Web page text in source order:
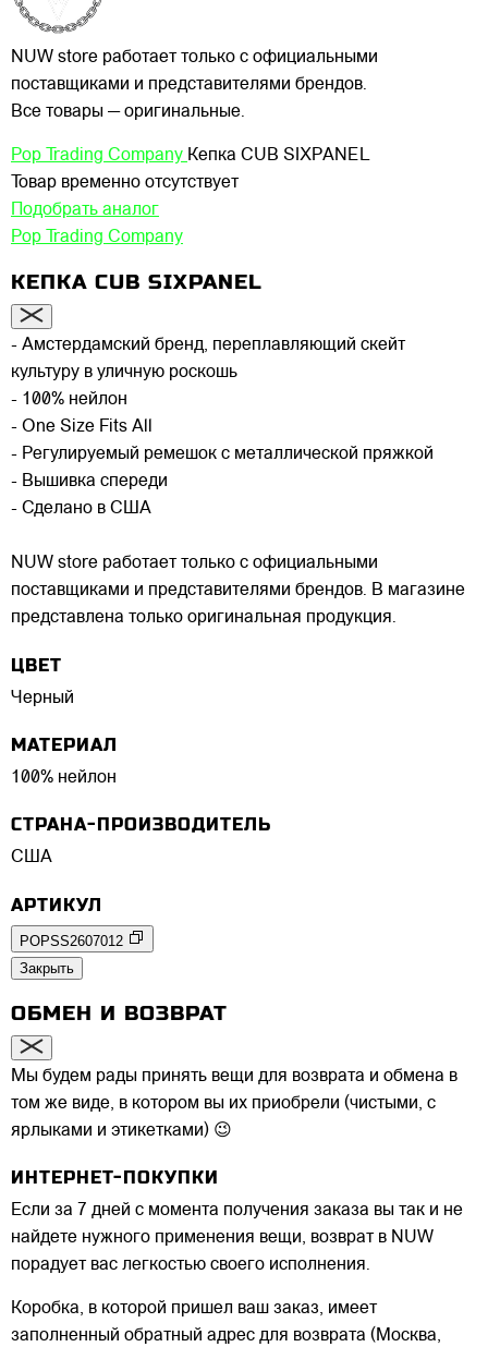
NUW store работает только с официальными
поставщиками и представителями брендов.
Все товары — оригинальные.
Pop Trading Company Кепка CUB SIXPANEL
Товар временно отсутствует
Подобрать аналог
Pop Trading Company
КЕПКА CUB SIXPANEL
- Амстердамский бренд, переплавляющий скейт
культуру в уличную роскошь
- 100% нейлон
- One Size Fits All
- Регулируемый ремешок с металлической пряжкой
- Вышивка спереди
- Сделано в США
NUW store работает только с официальными
поставщиками и представителями брендов. В магазине
представлена только оригинальная продукция.
ЦВЕТ
Черный
МАТЕРИАЛ
100% нейлон
СТРАНА-ПРОИЗВОДИТЕЛЬ
США
АРТИКУЛ
POPSS2607012
Закрыть
ОБМЕН И ВОЗВРАТ
Мы будем рады принять вещи для возврата и обмена в
том же виде, в котором вы их приобрели (чистыми, с
ярлыками и этикетками) 😉
ИНТЕРНЕТ-ПОКУПКИ
Если за 7 дней с момента получения заказа вы так и не
найдете нужного применения вещи, возврат в NUW
порадует вас легкостью своего исполнения.
Коробка, в которой пришел ваш заказ, имеет
заполненный обратный адрес для возврата (Москва,